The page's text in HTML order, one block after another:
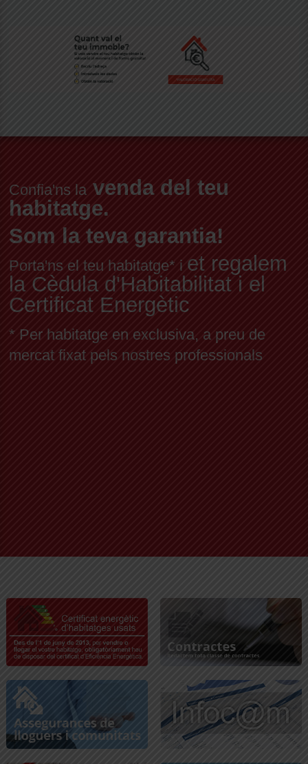
Confia'ns la venda del teu
habitatge.
Som la teva garantia!
Porta'ns el teu habitatge* i et regalem
la Cèdula d'Habitabilitat i el
Certificat Energètic
* Per habitatge en exclusiva, a preu de
mercat fixat pels nostres professionals